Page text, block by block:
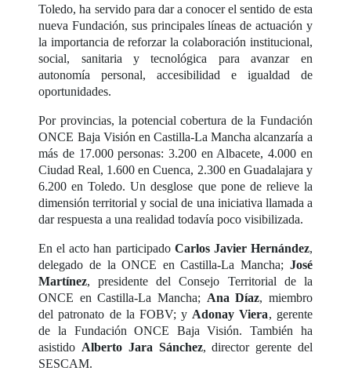
Toledo, ha servido para dar a conocer el sentido de esta
nueva Fundación, sus principales líneas de actuación y
la importancia de reforzar la colaboración institucional,
social, sanitaria y tecnológica para avanzar en
autonomía personal, accesibilidad e igualdad de
oportunidades.
Por provincias, la potencial cobertura de la Fundación
ONCE Baja Visión en Castilla-La Mancha alcanzaría a
más de 17.000 personas: 3.200 en Albacete, 4.000 en
Ciudad Real, 1.600 en Cuenca, 2.300 en Guadalajara y
6.200 en Toledo. Un desglose que pone de relieve la
dimensión territorial y social de una iniciativa llamada a
dar respuesta a una realidad todavía poco visibilizada.
En el acto han participado Carlos Javier Hernández,
delegado de la ONCE en Castilla-La Mancha; José
Martínez, presidente del Consejo Territorial de la
ONCE en Castilla-La Mancha; Ana Díaz, miembro
del patronato de la FOBV; y Adonay Viera, gerente
de la Fundación ONCE Baja Visión. También ha
asistido Alberto Jara Sánchez, director gerente del
SESCAM.